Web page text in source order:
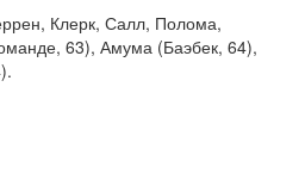
Клерк, Салл, Полома,
63), Амума (Баэбек, 64),